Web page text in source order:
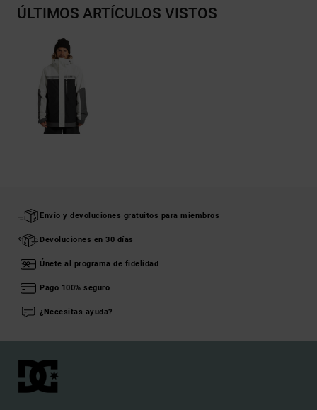
ÚLTIMOS ARTÍCULOS VISTOS
Envío y devoluciones gratuitos para miembros
Devoluciones en 30 días
Únete al programa de fidelidad
Pago 100% seguro
¿Necesitas ayuda?